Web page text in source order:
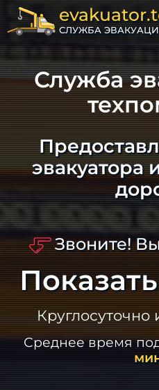
СЛУЖБА
Служба
Звоните!
Круглосуточно
Среднее время